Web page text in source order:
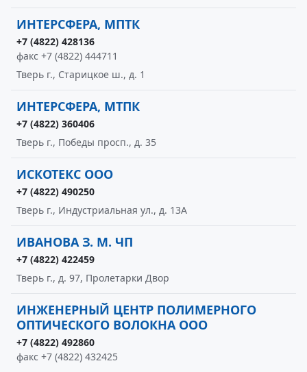
ИНТЕРСФЕРА, МПТК
+7 (4822) 428136
факс +7 (4822) 444711
Тверь г., Старицкое ш., д. 1
ИНТЕРСФЕРА, МТПК
+7 (4822) 360406
Тверь г., Победы просп., д. 35
ИСКОТЕКС ООО
+7 (4822) 490250
Тверь г., Индустриальная ул., д. 13А
ИВАНОВА З. М. ЧП
+7 (4822) 422459
Тверь г., д. 97, Пролетарки Двор
ИНЖЕНЕРНЫЙ ЦЕНТР ПОЛИМЕРНОГО
ОПТИЧЕСКОГО ВОЛОКНА ООО
+7 (4822) 492860
факс +7 (4822) 432425